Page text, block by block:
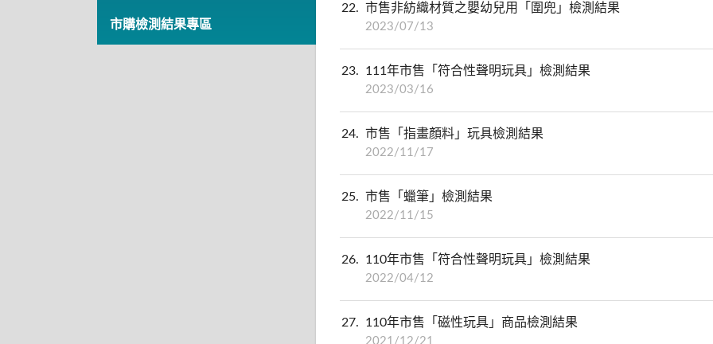
市購檢測結果專區
22 市售非紡織材質之嬰幼兒用「圍兜」檢測結果
2023/07/13
23 111年市售「符合性聲明玩具」檢測結果
2023/03/16
24 市售「指畫顏料」玩具檢測結果
2022/11/17
25 市售「蠟筆」檢測結果
2022/11/15
26 110年市售「符合性聲明玩具」檢測結果
2022/04/12
27 110年市售「磁性玩具」商品檢測結果
2021/12/21